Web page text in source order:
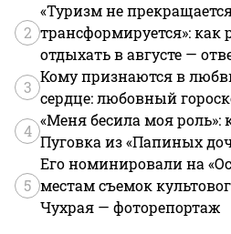
2
«Туризм не
трансформируется»: как
отдыхать в августе —
3
Кому признаются в
сердце: любовный
4
«Меня бесила моя роль»:
Пуговка из «Папиных
5
Его номинировали на
местам съемок
Чухрая — фоторепортаж